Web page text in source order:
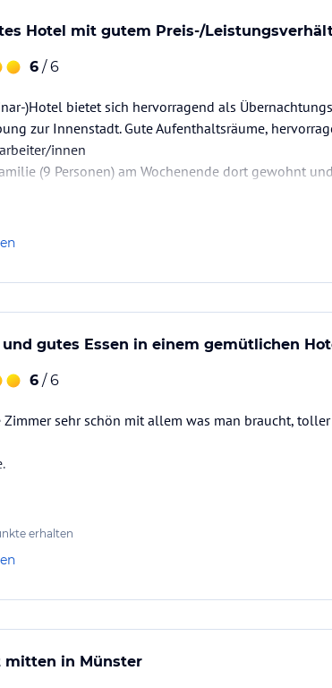
Hotel mit gutem Preis-/
6 / 6
)Hotel bietet sich hervorragend als
zur Innenstadt. Gute Aufenthaltsräume,
innen
(9 Personen) am Wochenende dort gewohnt
gutes Essen in einem gemütlichen
6 / 6
sehr schön mit allem was man braucht,
erhalten
mitten in Münster